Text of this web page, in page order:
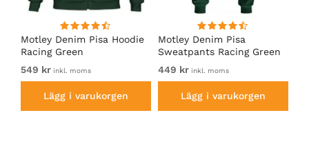
Motley Denim Pisa Hoodie
Racing Green
549 kr inkl. moms
Lägg i varukorgen
Motley Denim Pisa
Sweatpants Racing Green
449 kr inkl. moms
Lägg i varukorgen